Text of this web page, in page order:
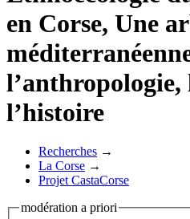
en Corse, Une
l’anthropologie,
l’histoire
Recherches →
La Corse →
Projet CastaCorse
modération a priori